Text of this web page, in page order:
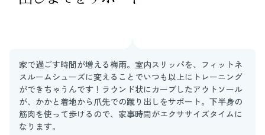
家で過ごす時間が増える梅雨。室内スリッパを、フィットネ
スルームシューズに変えることでいつも以上にトレーニング
ができちゃうんです！ラウンド状にカーブしたアウトソール
が、かかと着地から爪先での蹴り出しをサポート。下半身の
筋肉を使って歩けるので、家事時間がエクササイズタイムに
なります。